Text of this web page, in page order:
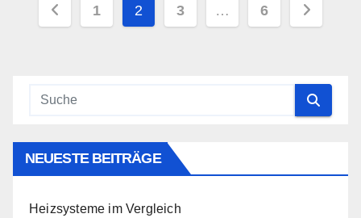
Seitennummerierung
1 2 3 … 6
NEUESTE BEITRÄGE
Heizsysteme im Vergleich